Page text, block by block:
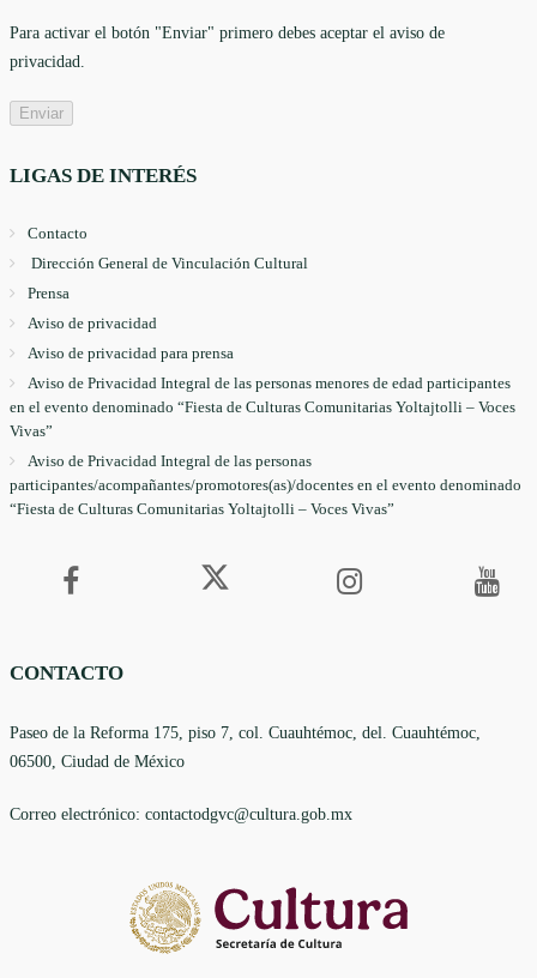
Para activar el botón "Enviar" primero debes aceptar el aviso de
privacidad.
LIGAS DE INTERÉS
Contacto
Dirección General de Vinculación Cultural
Prensa
Aviso de privacidad
Aviso de privacidad para prensa
Aviso de Privacidad Integral de las personas menores de edad participantes
en el evento denominado “Fiesta de Culturas Comunitarias Yoltajtolli – Voces
Vivas”
Aviso de Privacidad Integral de las personas
participantes/acompañantes/promotores(as)/docentes en el evento denominado
“Fiesta de Culturas Comunitarias Yoltajtolli – Voces Vivas”
CONTACTO
Paseo de la Reforma 175, piso 7, col. Cuauhtémoc, del. Cuauhtémoc,
06500, Ciudad de México
Correo electrónico: contactodgvc@cultura.gob.mx